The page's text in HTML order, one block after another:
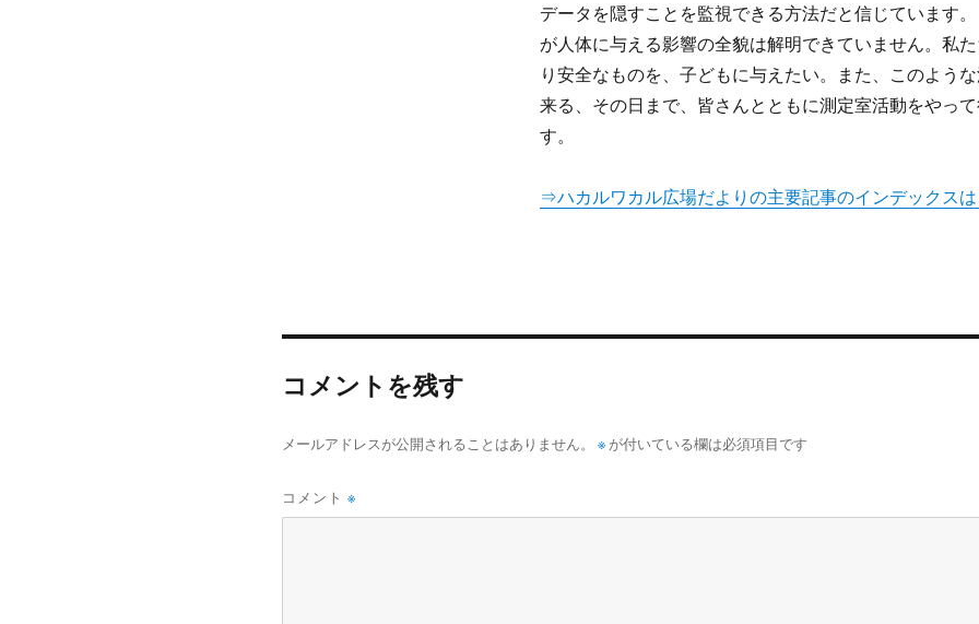
データを隠すことを監視できる方法だと信じています
が人体に与える影響の全貌は解明できていません。私
り安全なものを、子どもに与えたい。また、このよう
来る、その日まで、皆さんとともに測定室活動をやっ
す。
⇒ハカルワカル広場だよりの主要記事のインデックス
コメントを残す
メールアドレスが公開されることはありません。 ※が付いている欄は必須項目です
コメント ※